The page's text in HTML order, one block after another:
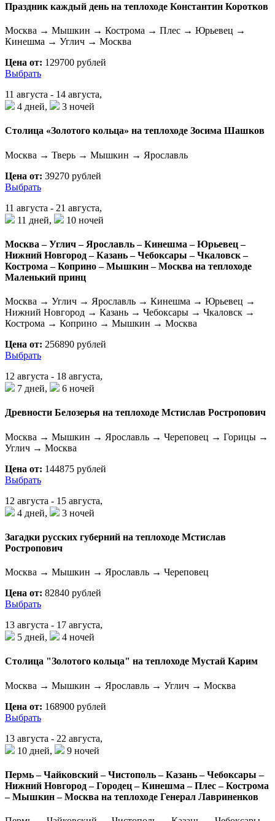
Праздник каждый день на теплоходе Константин Коротков
Москва → Мышкин → Кострома → Плес → Юрьевец →
Кинешма → Углич → Москва
Цена от: 129700 рублей
Выбрать
11 августа - 14 августа,
4 дней,
3 ночей
Столица «Золотого кольца» на теплоходе Зосима Шашков
Москва → Тверь → Мышкин → Ярославль
Цена от: 39270 рублей
Выбрать
11 августа - 21 августа,
11 дней,
10 ночей
Москва – Углич – Ярославль – Кинешма – Юрьевец –
Нижний Новгород – Казань – Чебоксары – Чкаловск –
Кострома – Коприно – Мышкин – Москва на теплоходе
Маленький принц
Москва → Углич → Ярославль → Кинешма → Юрьевец →
Нижний Новгород → Казань → Чебоксары → Чкаловск →
Кострома → Коприно → Мышкин → Москва
Цена от: 256890 рублей
Выбрать
12 августа - 18 августа,
7 дней,
6 ночей
Древности Белозерья на теплоходе Мстислав Ростропович
Москва → Мышкин → Ярославль → Череповец → Горицы →
Углич → Москва
Цена от: 144875 рублей
Выбрать
12 августа - 15 августа,
4 дней,
3 ночей
Загадки русских губерний на теплоходе Мстислав
Ростропович
Москва → Мышкин → Ярославль → Череповец
Цена от: 82840 рублей
Выбрать
13 августа - 17 августа,
5 дней,
4 ночей
Столица "Золотого кольца" на теплоходе Мустай Карим
Москва → Мышкин → Ярославль → Углич → Москва
Цена от: 168900 рублей
Выбрать
13 августа - 22 августа,
10 дней,
9 ночей
Пермь – Чайковский – Чистополь – Казань – Чебоксары –
Нижний Новгород – Городец – Кинешма – Плес – Кострома
– Мышкин – Москва на теплоходе Генерал Лавриненков